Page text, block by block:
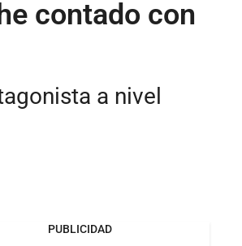
contado con
a nivel
PUBLICIDAD